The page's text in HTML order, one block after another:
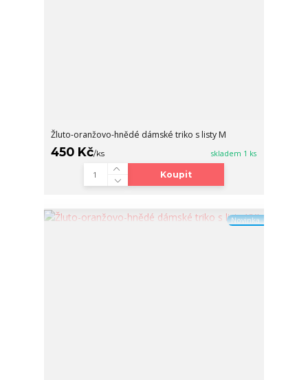
Žluto-oranžovo-hnědé dámské triko s listy M
450 Kč/ks skladem 1 ks
Koupit
Novinka